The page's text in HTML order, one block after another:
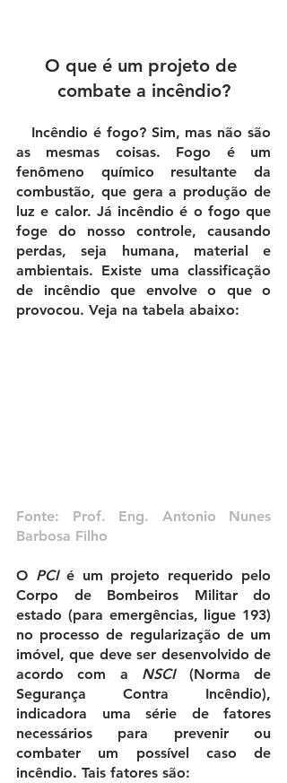
O que é um projeto de
combate a incêndio?
as mesmas coisas. Fogo é um
fenômeno químico resultante da
combustão, que gera a produção de
luz e calor. Já incêndio é o fogo que
foge do nosso controle, causando
perdas, seja humana, material e
ambientais. Existe uma classificação
de incêndio que envolve o que o
provocou. Veja na tabela abaixo:
Fonte: Prof. Eng. Antonio Nunes
Barbosa Filho
O PCI é um projeto requerido pelo
Corpo de Bombeiros Militar do
estado (para emergências, ligue 193)
no processo de regularização de um
imóvel, que deve ser desenvolvido de
acordo com a NSCI (Norma de
Segurança Contra Incêndio),
indicadora uma série de fatores
necessários para prevenir ou
combater um possível caso de
incêndio. Tais fatores são: